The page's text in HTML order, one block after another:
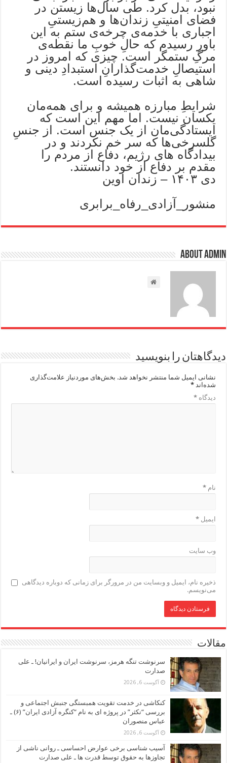
نبود، بدل کرد. طی سال‌ها زیستن در
فضای امنیتیِ زندان‌ها و هم‌زیستیِ
اجباری با خدمه‌ی چرخه‌ی ستم به این
باور رسیدم که حالِ خوبِ ما نقطه‌ی
مرگِ ستمگر است. چیزی که امروز در
استیصالِ خدمت‌گذارانِ استبدادِ دینی و
شاهی به اثبات رسیده است.
شرایطِ مبارزه همیشه و برای همه‌مان
یکسان نیست. اما مهم این است که
ایستادگی‌مان از یک جنس است. از جنسِ
گلسرخی‌ها که سر خم نکردند و در
بیدادگاه های رژیم، دفاع از مردم را
مقدم بر دفاع از خود دانستند.
دی ۱۴۰۳ – زندان اوین
منشور_آزادی_رفاه_برابری
About admin
دیدگاهتان را بنویسید
نشانی ایمیل شما منتشر نخواهد شد. بخش‌های موردنیاز علامت‌گذاری
شده‌اند*
دیدگاه*
نام*
ایمیل*
وب‌ سایت
ذخیره نام، ایمیل و وبسایت من در مرورگر برای زمانی که دوباره دیدگاهی
می‌نویسم.
مقالات
سرنوشت تنگه هرمز، سرنوشت ایران و ایرانیان! ـ علی
صدارت
آگوست 6, 2026
کنکاشی در خدمت تقویت همبستگی جنبش اجتماعی و
بررسی “نکثر” در پروژه ای به نام “کنگره آزادی ایران” (۶) ـ
عباس منصوران
آگوست 6, 2026
آسیب شناسی برخی عوارض احساسی ـ روانی ناشی از
تجاوزها به حقوق توسط قدرت ها ـ علی صدارت